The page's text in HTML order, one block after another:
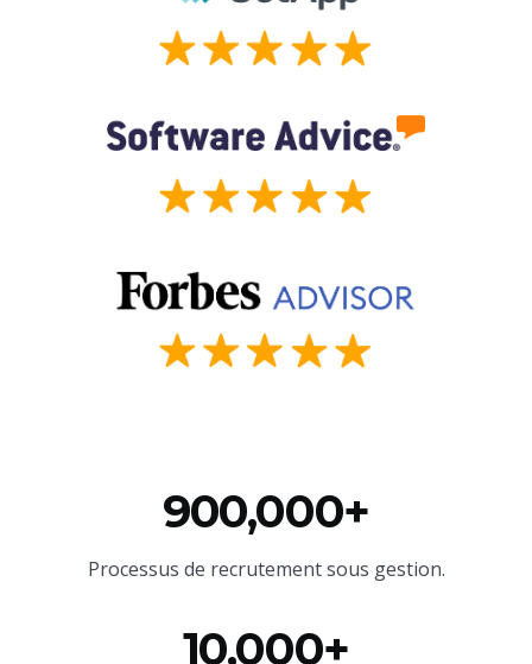
900,000+
Processus de recrutement sous gestion.
10,000+